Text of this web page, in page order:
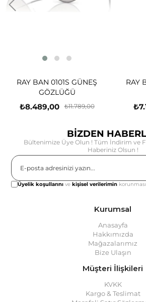
RAY BAN 0101S GÜNEŞ
GÖZLÜĞÜ
₺8.489,00 ₺11.789,00
RAY
BİZDEN
Bültenimize Üye Olun ! Tüm İndirim ve
Haberiniz Olsun !
Üyelik koşullarını vekişisel verilerimin
Kurumsal
Anasayfa
Hakkımızda
Mağazalarımız
Bize Ulaşın
Müşteri İlişkileri
KVKK
Kargo & Teslimat